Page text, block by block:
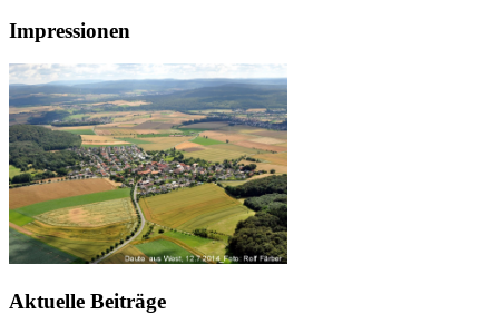
Impressionen
Aktuelle Beiträge